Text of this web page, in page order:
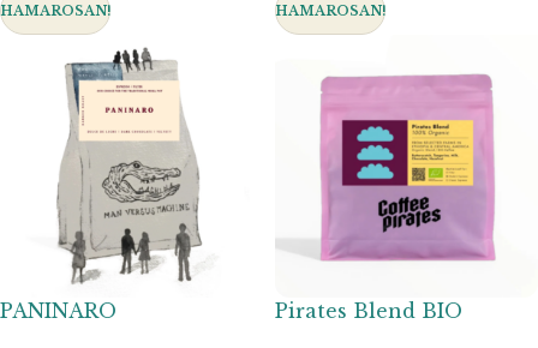
HAMAROSAN!
PANINARO
HAMAROSAN!
Pirates Blend BIO